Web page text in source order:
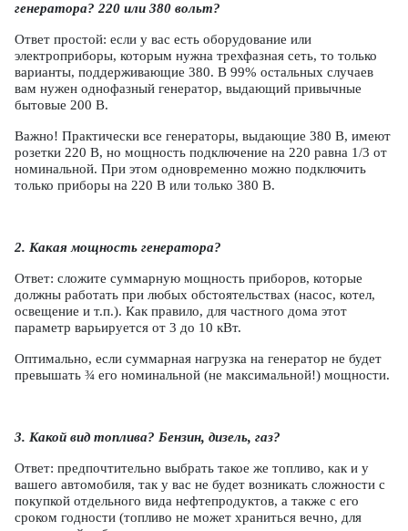
генератора? 220 или 380 вольт?
Ответ простой: если у вас есть оборудование или
электроприборы, которым нужна трехфазная сеть, то только
варианты, поддерживающие 380. В 99% остальных случаев
вам нужен однофазный генератор, выдающий привычные
бытовые 200 В.
Важно! Практически все генераторы, выдающие 380 В, имеют
розетки 220 В, но мощность подключение на 220 равна 1/3 от
номинальной. При этом одновременно можно подключить
только приборы на 220 В или только 380 В.
2. Какая мощность генератора?
Ответ: сложите суммарную мощность приборов, которые
должны работать при любых обстоятельствах (насос, котел,
освещение и т.п.). Как правило, для частного дома этот
параметр варьируется от 3 до 10 кВт.
Оптимально, если суммарная нагрузка на генератор не будет
превышать ¾ его номинальной (не максимальной!) мощности.
3. Какой вид топлива? Бензин, дизель, газ?
Ответ: предпочтительно выбрать такое же топливо, как и у
вашего автомобиля, так у вас не будет возникать сложности с
покупкой отдельного вида нефтепродуктов, а также с его
сроком годности (топливо не может храниться вечно, для